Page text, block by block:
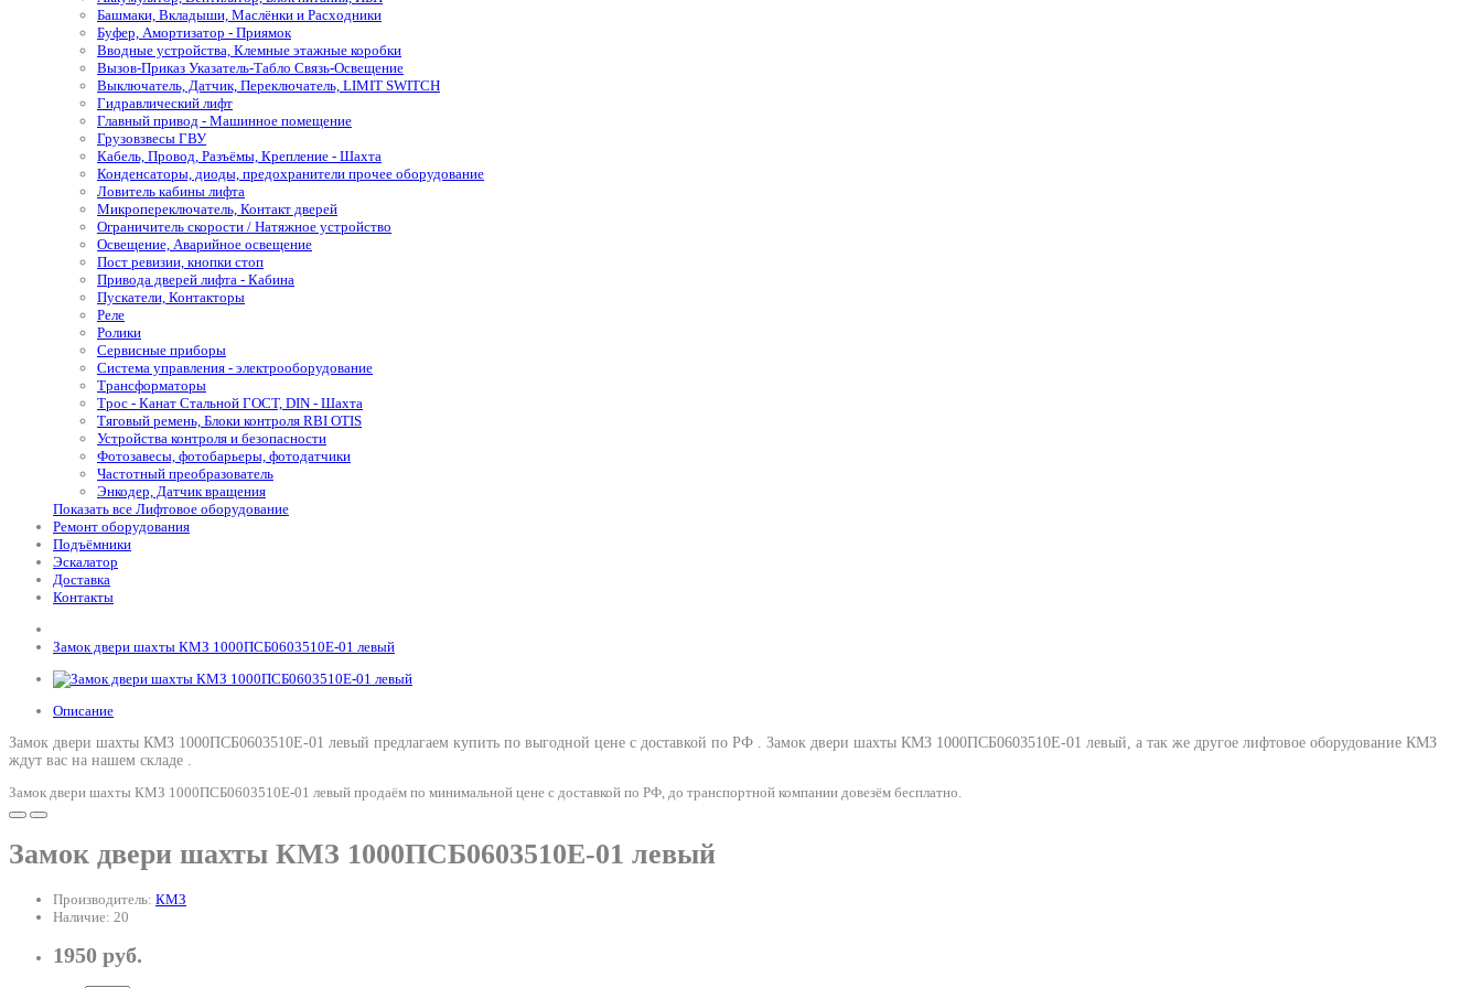
Башмаки, Вкладыши, Маслёнки и Расходники
Буфер, Амортизатор - Приямок
Вводные устройства, Клемные этажные коробки
Вызов-Приказ Указатель-Табло Связь-Освещение
Выключатель, Датчик, Переключатель, LIMIT SWITCH
Гидравлический лифт
Главный привод - Машинное помещение
Грузовзвесы ГВУ
Кабель, Провод, Разъёмы, Крепление - Шахта
Конденсаторы, диоды, предохранители прочее оборудование
Ловитель кабины лифта
Микропереключатель, Контакт дверей
Ограничитель скорости / Натяжное устройство
Освещение, Аварийное освещение
Пост ревизии, кнопки стоп
Привода дверей лифта - Кабина
Пускатели, Контакторы
Реле
Ролики
Сервисные приборы
Система управления - электрооборудование
Трансформаторы
Трос - Канат Стальной ГОСТ, DIN - Шахта
Тяговый ремень, Блоки контроля RBI OTIS
Устройства контроля и безопасности
Фотозавесы, фотобарьеры, фотодатчики
Частотный преобразователь
Энкодер, Датчик вращения
Показать все Лифтовое оборудование
Ремонт оборудования
Подъёмники
Эскалатор
Доставка
Контакты
Замок двери шахты КМЗ 1000ПСБ0603510Е-01 левый
Описание
Замок двери шахты КМЗ 1000ПСБ0603510Е-01 левый предлагаем купить по выгодной цене с доставкой по РФ . Замок двери шахты КМЗ 1000ПСБ0603510Е-01 левый, а так же другое лифтовое оборудование КМЗ
ждут вас на нашем складе .
Замок двери шахты КМЗ 1000ПСБ0603510Е-01 левый продаём по минимальной цене с доставкой по РФ, до транспортной компании довезём бесплатно.
Замок двери шахты КМЗ 1000ПСБ0603510Е-01 левый
Производитель: КМЗ
Наличие: 20
1950 руб.